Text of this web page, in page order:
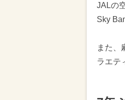
JALの
Sky
また、
ラエテ